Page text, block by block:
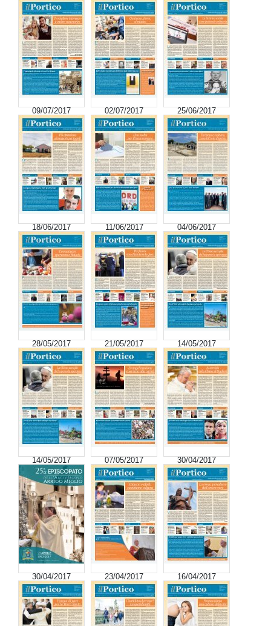
09/07/2017 02/07/2017 25/06/2017
18/06/2017 11/06/2017 04/06/2017
28/05/2017 21/05/2017 14/05/2017
14/05/2017 07/05/2017 30/04/2017
30/04/2017 23/04/2017 16/04/2017